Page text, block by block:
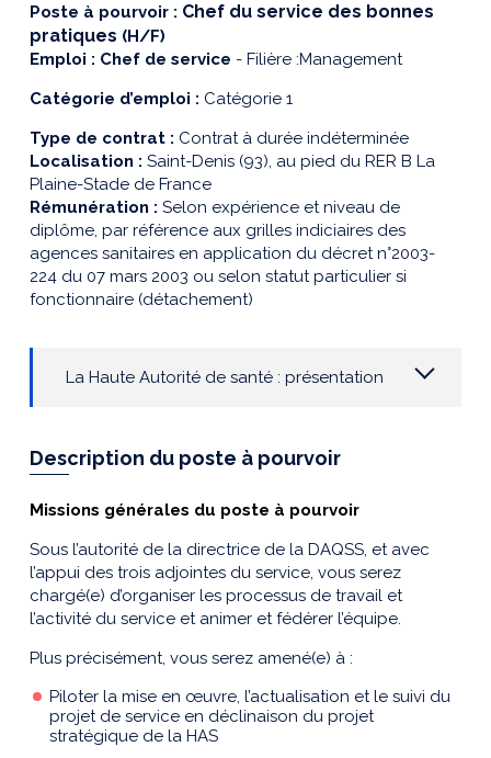
Poste à pourvoir : Chef du service des bonnes
pratiques (H/F)
Emploi : Chef de service - Filière :Management
Catégorie d’emploi : Catégorie 1
Type de contrat : Contrat à durée indéterminée
Localisation : Saint-Denis (93), au pied du RER B La
Plaine-Stade de France
Rémunération : Selon expérience et niveau de
diplôme, par référence aux grilles indiciaires des
agences sanitaires en application du décret n°2003-
224 du 07 mars 2003 ou selon statut particulier si
fonctionnaire (détachement)
La Haute Autorité de santé : présentation
Description du poste à pourvoir
Missions générales du poste à pourvoir
Sous l’autorité de la directrice de la DAQSS, et avec
l’appui des trois adjointes du service, vous serez
chargé(e) d’organiser les processus de travail et
l’activité du service et animer et fédérer l’équipe.
Plus précisément, vous serez amené(e) à :
Piloter la mise en œuvre, l’actualisation et le suivi du
projet de service en déclinaison du projet
stratégique de la HAS